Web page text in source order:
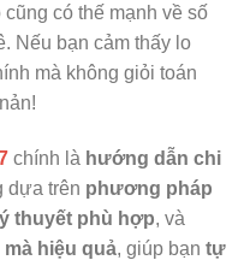
có thế mạnh về số
Nếu bạn cảm thấy lo
mà không giỏi toán
chính là hướng dẫn chi
dựa trên phương pháp
thuyết phù hợp, và
hiệu quả, giúp bạn tự